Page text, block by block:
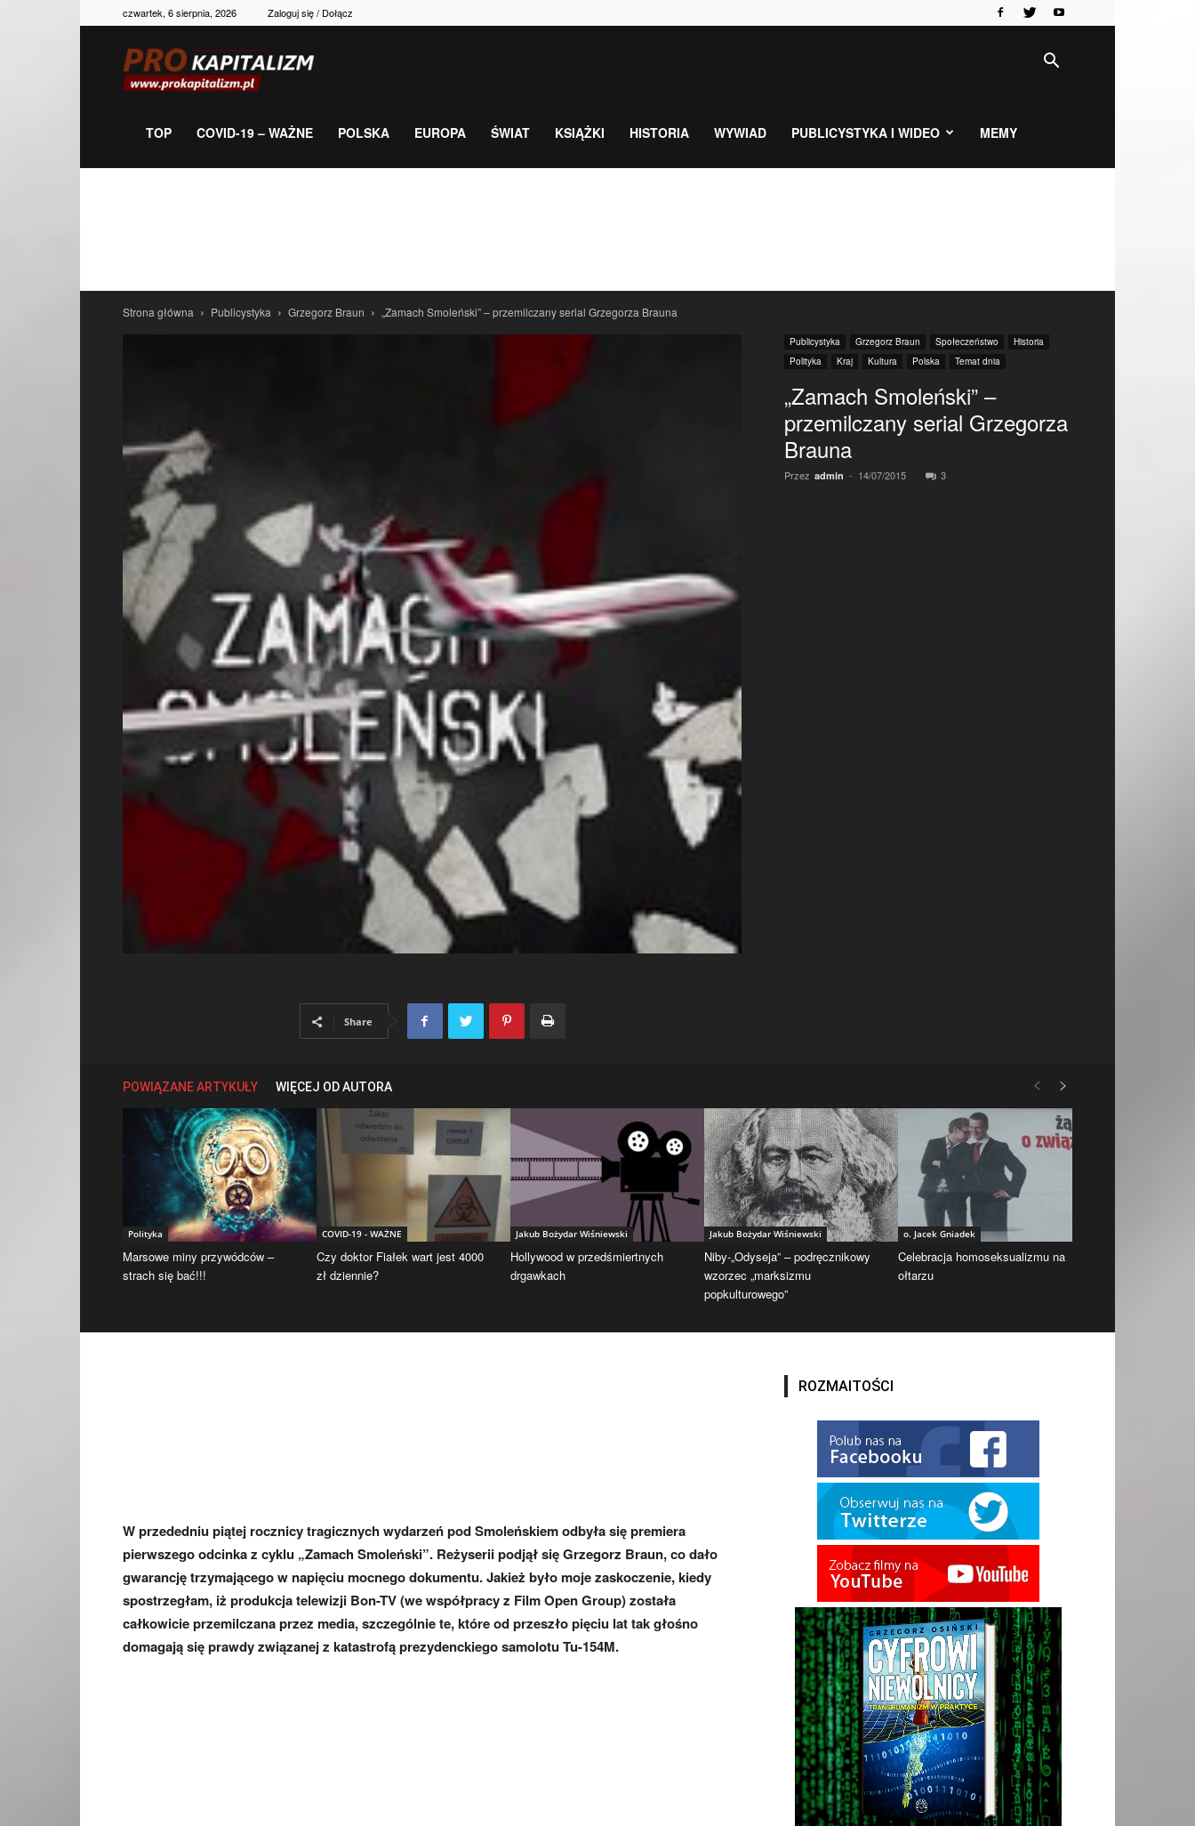
czwartek, 6 sierpnia, 2026 Zaloguj się / Dołącz
gospodarka,
TOP COVID-19 – WAŻNE POLSKA EUROPA ŚWIAT KSIĄŻKI HISTORIA WYWIAD PUBLICYSTYKA I WIDEO MEMY
Strona główna Publicystyka Grzegorz Braun „Zamach Smoleński” – przemilczany serial Grzegorza Brauna
Publicystyka Grzegorz Braun Społeczeństwo
Historia
Polityka
Kraj Kultura Polska Temat dnia
„Zamach Smoleński” –
przemilczany serial Grzegorza
Brauna
Przez admin - 14/07/2015 3
Share
POWIĄZANE ARTYKUŁY WIĘCEJ OD AUTORA
Polityka
Marsowe miny przywódców –
strach się bać!!!
COVID-19 - WAŻNE
Czy doktor Fiałek wart jest 4000
zł dziennie?
Jakub Bożydar Wiśniewski
Hollywood w przedśmiertnych
drgawkach
Jakub Bożydar Wiśniewski
Niby-„Odyseja” – podręcznikowy
wzorzec „marksizmu
popkulturowego”
o. Jacek Gniadek
Celebracja homoseksualizmu na
ołtarzu
W przededniu piątej rocznicy tragicznych wydarzeń pod Smoleńskiem odbyła się premiera
pierwszego odcinka z cyklu „Zamach Smoleński”. Reżyserii podjął się Grzegorz Braun, co dało
gwarancję trzymającego w napięciu mocnego dokumentu. Jakież było moje zaskoczenie, kiedy
spostrzegłam, iż produkcja telewizji Bon-TV (we współpracy z Film Open Group) została
całkowicie przemilczana przez media, szczególnie te, które od przeszło pięciu lat tak głośno
domagają się prawdy związanej z katastrofą prezydenckiego samolotu Tu-154M.
ROZMAITOŚCI